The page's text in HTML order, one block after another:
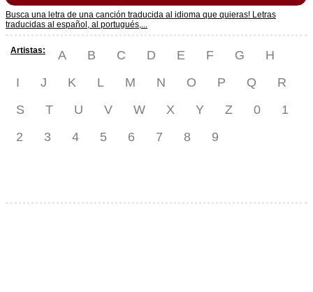
Busca una letra de una canción traducida al idioma que quieras! Letras
traducidas al español, al portugués,...
Artistas: A B C D E F G
H
I
J K L M N O P Q
R
S
T U V W X Y Z 0
1
2
3 4 5 6 7 8 9